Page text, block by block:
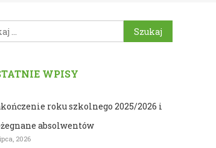
Szukaj:
WPISY
roku szkolnego 2025/2026 i
absolwentów
2026